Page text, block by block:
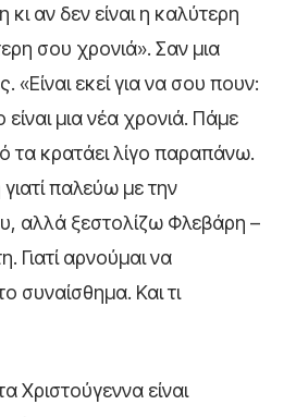
αν δεν είναι η καλύτερη
σου χρονιά». Σαν μια
«Είναι εκεί για να σου πουν:
είναι μια νέα χρονιά. Πάμε
τα κρατάει λίγο παραπάνω.
παλεύω με την
αλλά ξεστολίζω Φλεβάρη –
Γιατί αρνούμαι να
συναίσθημα. Και τι
Χριστούγεννα είναι